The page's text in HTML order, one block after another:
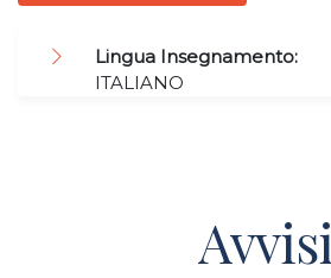
Lingua Insegnamento:
ITALIANO
Avvisi